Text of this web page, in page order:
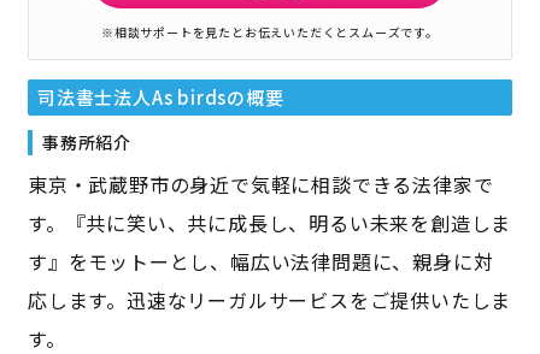
※相談サポートを見たとお伝えいただくとスムーズです。
司法書士法人As birdsの概要
事務所紹介
東京・武蔵野市の身近で気軽に相談できる法律家で
す。『共に笑い、共に成長し、明るい未来を創造しま
す』をモットーとし、幅広い法律問題に、親身に対
応します。迅速なリーガルサービスをご提供いたしま
す。